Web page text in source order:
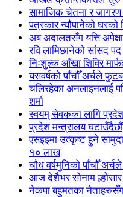
सामाजिक चेतना र
पत्रकार न्यौपानेको घरको
अब अदालतसँग यत्ति अपेक्षा
रवि लामिछानेको सांसद
निःशुल्क आँखा शिविर
यसवर्षको पाँचौँ अर्चले
चलिरहेका अनलाइनलाई
शर्मा
स्वयम् सेवकका लागि
प्रदेश मन्त्रालय
एसइइमा उत्कृष्ट हुने
१० लाख
चौध वर्षमुनिको पाँचौँ
आज देशैभर सोनाम ल्होसार
नेकपा बहुमतका नेताहरुसँग